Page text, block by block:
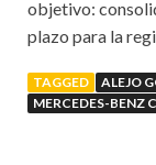
objetivo:
plazo para la
TAGGED ALEJO
MERCEDES-BENZ